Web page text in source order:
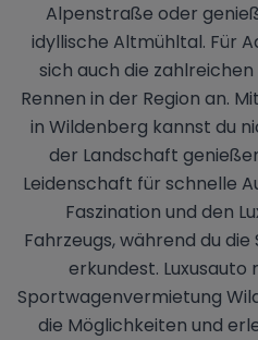
Alpenstraße oder
idyllische Altmühltal. Für
sich auch die
Rennen in der Region an.
in Wildenberg kannst du
der Landschaft
Leidenschaft für schnelle
Faszination und den
Fahrzeugs, während du
erkundest.
Sportwagenvermietung
die Möglichkeiten und